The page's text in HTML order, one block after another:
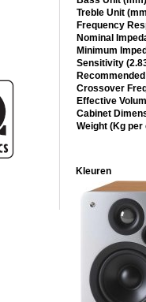
Treble Unit
Frequency
Nominal
Minimum
Sensitivity
Crossover
Effective
Cabinet
Weight (Kg per
Kleuren